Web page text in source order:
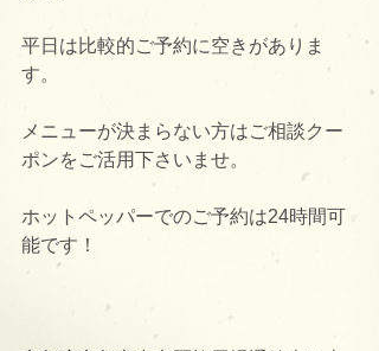
平日は比較的ご予約に空きがありま
す。
メニューが決まらない方はご相談クー
ポンをご活用下さいませ。
ホットペッパーでのご予約は24時間可
能です！